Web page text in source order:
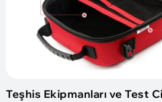
Teşhis Ekipmanları ve Test